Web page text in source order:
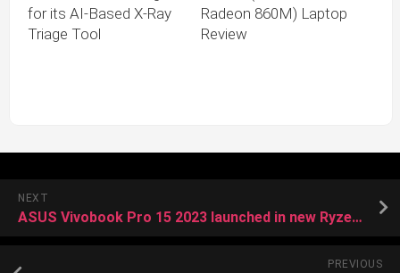
for its AI-Based X-Ray
Triage Tool
Radeon 860M) Laptop
Review
NEXT
ASUS Vivobook Pro 15 2023 launched in new Ryzen 9 7940H + Nvidia RTX 4050 configuration
PREVIOUS